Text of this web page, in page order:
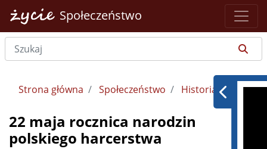
Społeczeństwo
Strona główna Społeczeństwo Historia
22 maja rocznica narodzin
polskiego harcerstwa